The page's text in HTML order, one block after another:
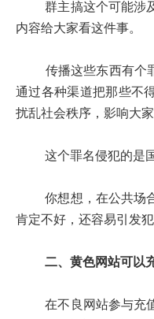
群主搞这个可能涉及
内容给大家看这件事。
传播这些东西有个罪
通过各种渠道把那些不
扰乱社会秩序，影响大
这个罪名侵犯的是国
你想想，在公共场合
肯定不好，还容易引发犯
二、黄色网站可以
在不良网站参与充值